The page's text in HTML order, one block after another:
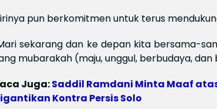
pun berkomitmen untuk terus
sekarang dan ke depan kita bersama-
mubarakah (maju, unggul, berbudaya, dan
Juga:Saddil Ramdani Minta Maaf
Kontra Persis Solo